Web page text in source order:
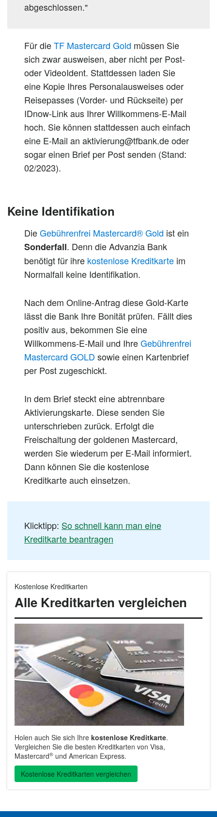
abgeschlossen."
Für dieTF Mastercard Gold müssen Sie
sich zwar ausweisen, aber nicht per Post-
oder VideoIdent. Stattdessen laden Sie
eine Kopie Ihres Personalausweises oder
Reisepasses (Vorder- und Rückseite) per
IDnow-Link aus Ihrer Willkommens-E-Mail
hoch. Sie können stattdessen auch einfach
eine E-Mail an aktivierung@tfbank.de oder
sogar einen Brief per Post senden (Stand:
02/2023).
Keine Identifikation
DieGebührenfrei Mastercard® Gold ist ein
Sonderfall. Denn die Advanzia Bank
benötigt für ihre kostenlose Kreditkarte im
Normalfall keine Identifikation.
Nach dem Online-Antrag diese Gold-Karte
lässt die Bank Ihre Bonität prüfen. Fällt dies
positiv aus, bekommen Sie eine
Willkommens-E-Mail und IhreGebührenfrei
Mastercard GOLD sowie einen Kartenbrief
per Post zugeschickt.
In dem Brief steckt eine abtrennbare
Aktivierungskarte. Diese senden Sie
unterschrieben zurück. Erfolgt die
Freischaltung der goldenen Mastercard,
werden Sie wiederum per E-Mail informiert.
Dann können Sie die kostenlose
Kreditkarte auch einsetzen.
Klicktipp: So schnell kann man eine
Kreditkarte beantragen
Kostenlose Kreditkarten
Alle Kreditkarten vergleichen
Holen auch Sie sich Ihre kostenlose Kreditkarte.
Vergleichen Sie die besten Kreditkarten von Visa,
Mastercard® und American Express.
Kostenlose Kreditkarten vergleichen